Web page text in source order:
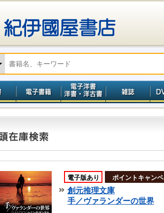
電子版あり ポイントキャン
創元推理文庫
手／ヴァランダーの世界